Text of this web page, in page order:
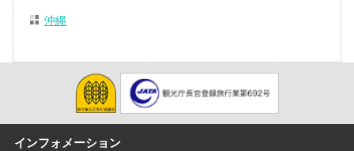
沖縄
インフォメーション